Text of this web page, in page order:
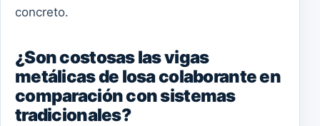
concreto.
¿Son costosas las vigas
metálicas de losa colaborante en
comparación con sistemas
tradicionales?